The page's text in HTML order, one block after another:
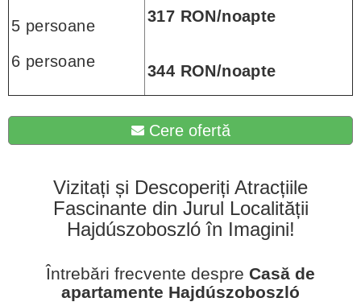
5 persoane
6 persoane
317 RON/noapte
344 RON/noapte
Cere ofertă
Vizitați și Descoperiți Atracțiile
Fascinante din Jurul Localității
Hajdúszoboszló în Imagini!
Întrebări frecvente despre Casă de
apartamente Hajdúszoboszló